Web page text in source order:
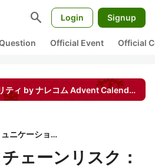
search Login Signup
Official Event Official
ティ by ナレコム Advent Calendar
株式会社ナレッジコミュニケーション
ェーンリスク：